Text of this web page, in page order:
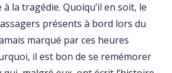
la tragédie. Quoiqu’il en soit, le
présents à bord lors du
marqué par ces heures
il est bon de se remémorer